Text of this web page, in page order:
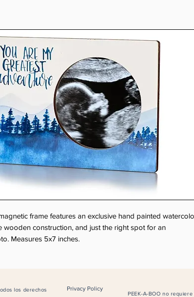
frame features an exclusive hand painted
wooden construction, and just the right spot for an
Measures 5x7 inches.
los derechos
PEEK-A-BOO no
Privacy Policy